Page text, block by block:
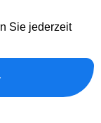
Sie jederzeit